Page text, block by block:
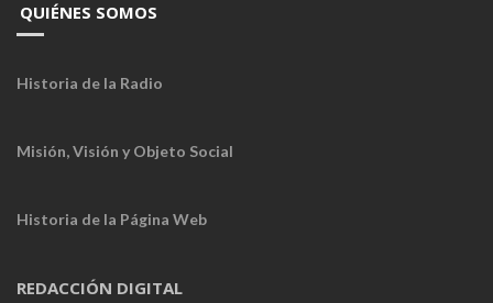
QUIÉNES SOMOS
Historia de la Radio
Misión, Visión y Objeto Social
Historia de la Página Web
REDACCIÓN DIGITAL